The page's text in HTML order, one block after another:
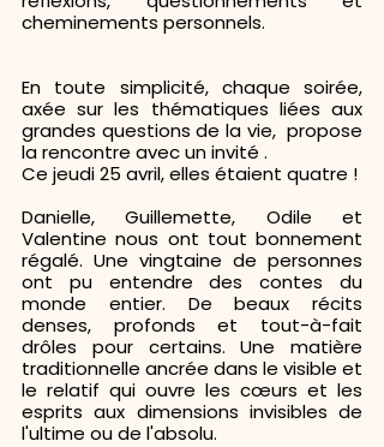
cheminements personnels.
En toute simplicité, chaque soirée,
axée sur les thématiques liées aux
grandes questions de la vie,  propose
la rencontre avec un invité .
Ce jeudi 25 avril, elles étaient quatre !
Danielle, Guillemette, Odile et
Valentine nous ont tout bonnement
régalé. Une vingtaine de personnes
ont pu entendre des contes du
monde entier. De beaux récits
denses, profonds et tout-à-fait
drôles pour certains. Une matière
traditionnelle ancrée dans le visible et
le relatif qui ouvre les cœurs et les
esprits aux dimensions invisibles de
l'ultime ou de l'absolu.